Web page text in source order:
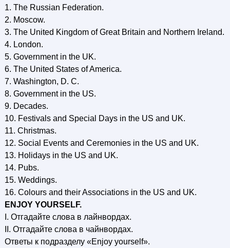
1. The Russian Federation.
2. Moscow.
3. The United Kingdom of Great Britain and Northern Ireland.
4. London.
5. Government in the UK.
6. The United States of America.
7. Washington, D. C.
8. Government in the US.
9. Decades.
10. Festivals and Special Days in the US and UK.
11. Christmas.
12. Social Events and Ceremonies in the US and UK.
13. Holidays in the US and UK.
14. Pubs.
15. Weddings.
16. Colours and their Associations in the US and UK.
ENJOY YOURSELF.
I. Отгадайте слова в лайнвордах.
II. Отгадайте слова в чайнвордах.
Ответы к подразделу «Enjoy yourself».